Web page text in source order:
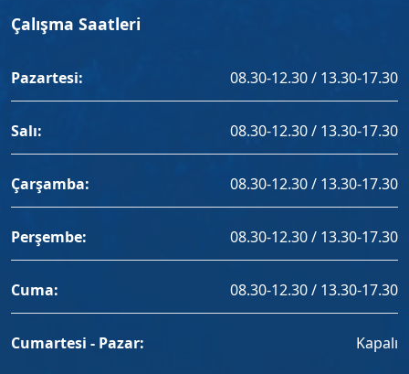
Çalışma Saatleri
Pazartesi: 08.30-12.30 / 13.30-17.30
Salı: 08.30-12.30 / 13.30-17.30
Çarşamba: 08.30-12.30 / 13.30-17.30
Perşembe: 08.30-12.30 / 13.30-17.30
Cuma: 08.30-12.30 / 13.30-17.30
Cumartesi - Pazar: Kapalı